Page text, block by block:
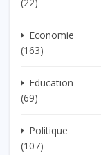
(22)
Economie
(163)
Education
(69)
Politique
(107)